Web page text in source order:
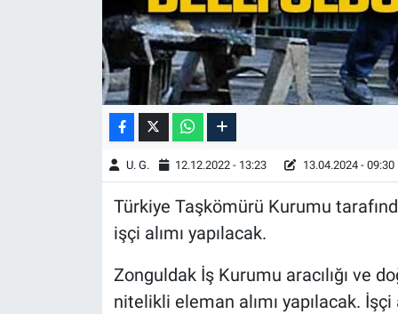
U. G. 12.12.2022 - 13:23 13.04.2024 - 09:30
Türkiye Taşkömürü Kurumu
işçi alımı yapılacak.
Zonguldak İş Kurumu aracılığı ve
nitelikli eleman alımı yapılacak.